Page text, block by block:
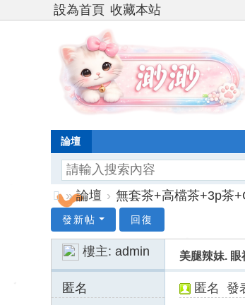
設為首頁 收藏本站
論壇
灣
外
» 論壇 › 無套茶+高檔茶+3p茶
發新帖 回復
樓主: admin 美腿辣妹.
匿名
匿名 發